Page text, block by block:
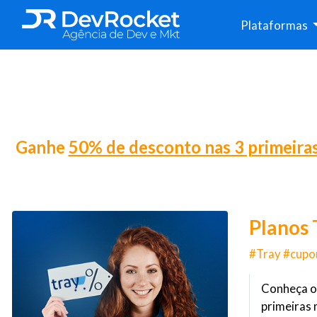
Plataformas
Ganhe 50% de desconto nas 3
Planos
#Tray
Conheça
primeiras